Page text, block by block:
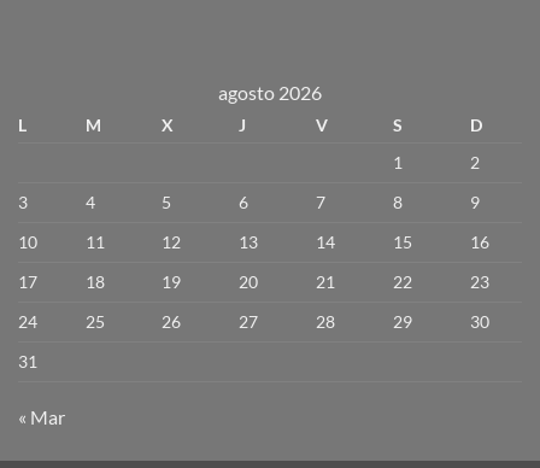
agosto 2026
L M X J V S
D
1
2
3
4 5 6 7 8
9
10
11 12 13 14 15
16
17
18 19 20 21 22
23
24
25 26 27 28 29
30
31
« Mar